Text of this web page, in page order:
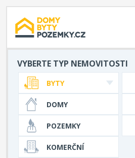
VYBERTE TYP NEMOVITOSTI
BYTY
DOMY
POZEMKY
KOMERČNÍ